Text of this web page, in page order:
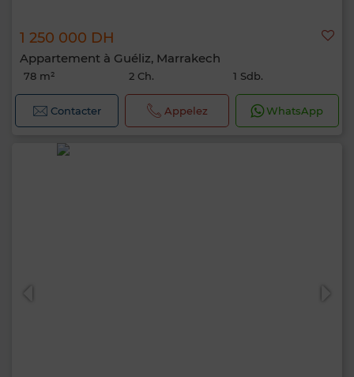
1 250 000 DH
Appartement à Guéliz, Marrakech
78 m² 2 Ch. 1 Sdb.
Contacter Appelez WhatsApp